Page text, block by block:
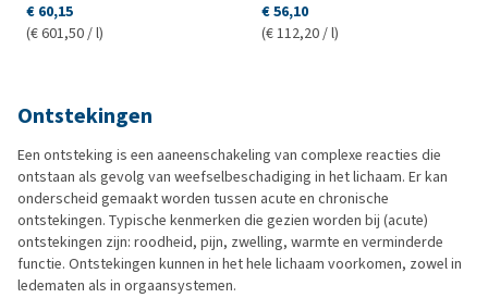
€ 60,15
(€ 601,50 / l)
€ 56,10
(€ 112,20 / l)
Ontstekingen
Een ontsteking is een aaneenschakeling van complexe reacties die
ontstaan als gevolg van weefselbeschadiging in het lichaam. Er kan
onderscheid gemaakt worden tussen acute en chronische
ontstekingen. Typische kenmerken die gezien worden bij (acute)
ontstekingen zijn: roodheid, pijn, zwelling, warmte en verminderde
functie. Ontstekingen kunnen in het hele lichaam voorkomen, zowel in
ledematen als in orgaansystemen.